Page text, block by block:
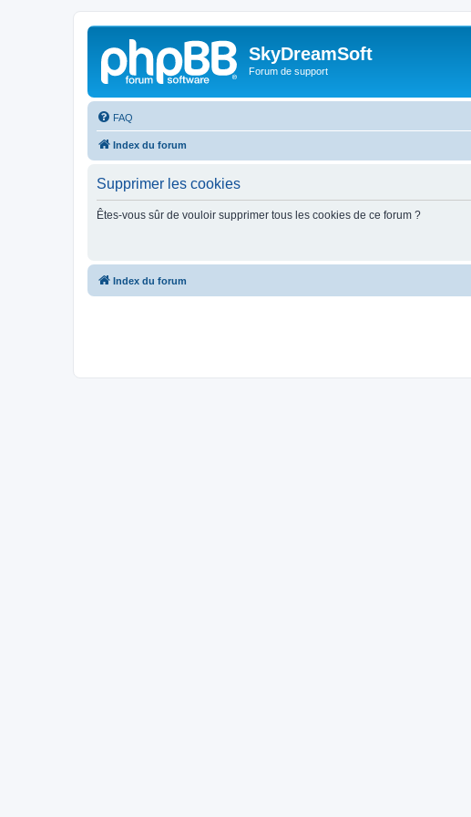
SkyDreamSoft
Forum de support
FAQ
Index du forum
Supprimer les cookies
Êtes-vous sûr de vouloir supprimer tous les cookies de ce forum ?
Index du forum